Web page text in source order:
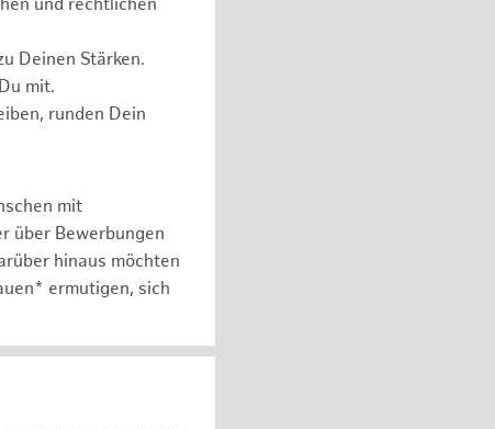
und rechtlichen
Deinen Stärken.
mit.
runden Dein
mit
über Bewerbungen
hinaus möchten
ermutigen, sich